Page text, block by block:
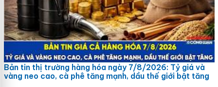
Bản tin thị trường hàng hóa ngày 7/8/2026: Tỷ giá và
vàng neo cao, cà phê tăng mạnh, dầu thế giới bật tăng